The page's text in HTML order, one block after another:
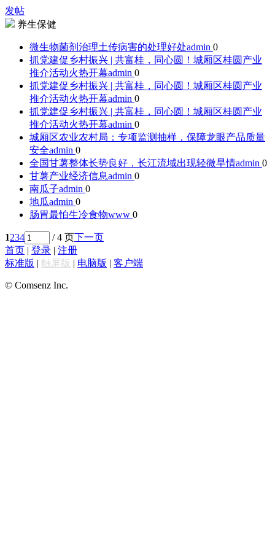
发帖
养生保健
微生物菌剂治理土传病害的处理好处admin 0
抓党建促乡村振兴 | 共富桂，同心圆！城厢区桂圆产业
推介活动火热开幕admin 0
抓党建促乡村振兴 | 共富桂，同心圆！城厢区桂圆产业
推介活动火热开幕admin 0
抓党建促乡村振兴 | 共富桂，同心圆！城厢区桂圆产业
推介活动火热开幕admin 0
城厢区农业农村局：专项监测抽样，保障龙眼产品质量
安全admin 0
全国甘薯整体长势良好，长江流域出现轻微旱情admin 0
甘薯产业经济信息admin 0
南瓜子admin 0
地瓜admin 0
肠胃最怕生冷食物www 0
1234 / 4 页下一页
首页 | 登录 | 注册
标准版 | 触屏版 | 电脑版 | 客户端
© Comsenz Inc.